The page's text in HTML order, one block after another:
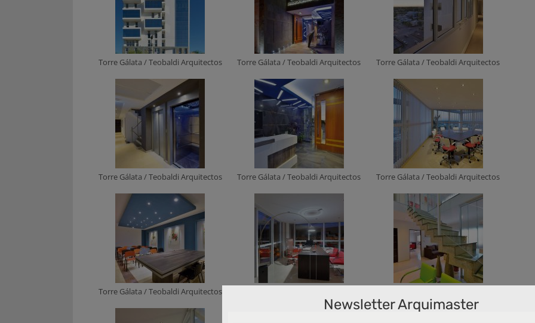
Torre Gálata / Teobaldi Arquitectos Torre Gálata / Teobaldi Arquitectos Torre Gálata / Teobaldi Arquitectos
Torre Gálata / Teobaldi Arquitectos Torre Gálata / Teobaldi Arquitectos Torre Gálata / Teobaldi Arquitectos
Torre Gálata / Teobaldi Arquitectos
Newsletter Arquimaster